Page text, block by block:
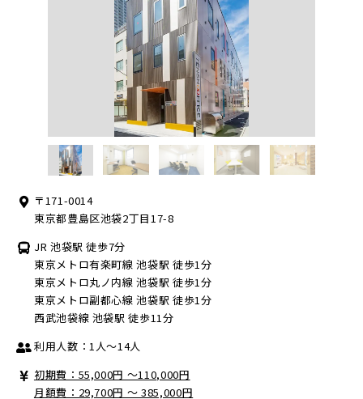
〒171-0014
東京都豊島区池袋2丁目17-8
JR 池袋駅 徒歩7分
東京メトロ有楽町線 池袋駅 徒歩1分
東京メトロ丸ノ内線 池袋駅 徒歩1分
東京メトロ副都心線 池袋駅 徒歩1分
西武池袋線 池袋駅 徒歩11分
利用人数：1人～14人
初期費：55,000円 〜110,000円
月額費：29,700円 ～ 385,000円